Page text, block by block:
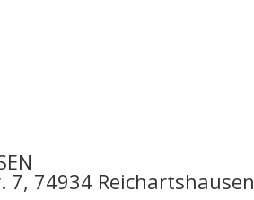
74934 Reichartshausen